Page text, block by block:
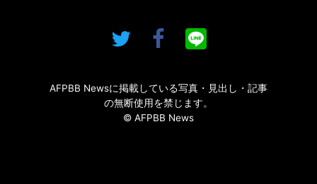
AFPBB Newsに掲載している写真・見出し・記事
の無断使用を禁じます。
© AFPBB News